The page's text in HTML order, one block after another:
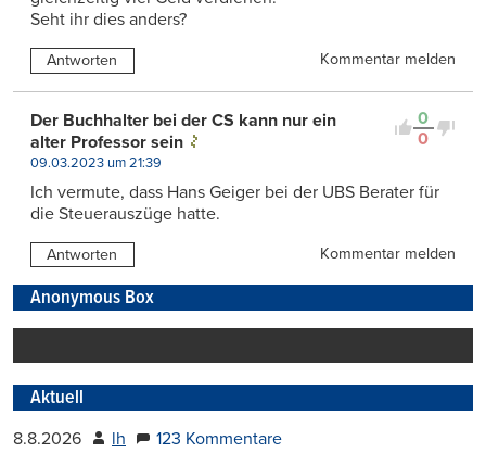
Seht ihr dies anders?
Antworten Kommentar melden
0
0
Der Buchhalter bei der CS kann nur ein
alter Professor sein
09.03.2023 um 21:39
Ich vermute, dass Hans Geiger bei der UBS Berater für
die Steuerauszüge hatte.
Antworten Kommentar melden
Anonymous Box
Aktuell
8.8.2026 lh 123 Kommentare